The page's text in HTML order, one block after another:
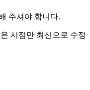
주셔야 합니다.
시점만 최신으로 수정